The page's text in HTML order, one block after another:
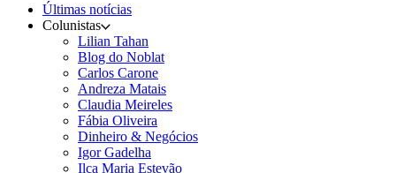
Últimas notícias
Colunistas
Lilian Tahan
Blog do Noblat
Carlos Carone
Andreza Matais
Claudia Meireles
Fábia Oliveira
Dinheiro & Negócios
Igor Gadelha
Ilca Maria Estevão